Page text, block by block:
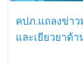
คปภ.แถลงข่าว
และเยียวยาด้